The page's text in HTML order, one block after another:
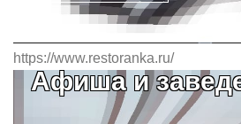
https://www.restoranka.ru/
Афиша и